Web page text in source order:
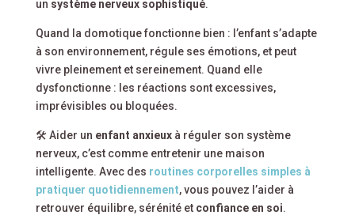
un système nerveux sophistiqué.
Quand la domotique fonctionne bien : l’enfant s’adapte
à son environnement, régule ses émotions, et peut
vivre pleinement et sereinement. Quand elle
dysfonctionne : les réactions sont excessives,
imprévisibles ou bloquées.
🛠️ Aider un enfant anxieuxà réguler son système
nerveux, c’est comme entretenir une maison
intelligente. Avec des routines corporelles simples à
pratiquer quotidiennement, vous pouvez l’aider à
retrouver équilibre, sérénité et confiance en soi.